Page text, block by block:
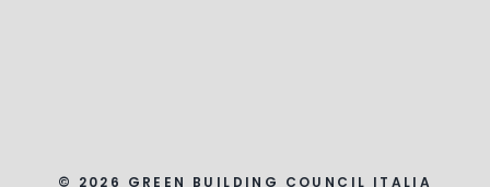
© 2026 GREEN BUILDING COUNCIL ITALIA